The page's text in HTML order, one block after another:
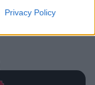
Privacy Policy
για τα 80s
ΚΛΙΚ